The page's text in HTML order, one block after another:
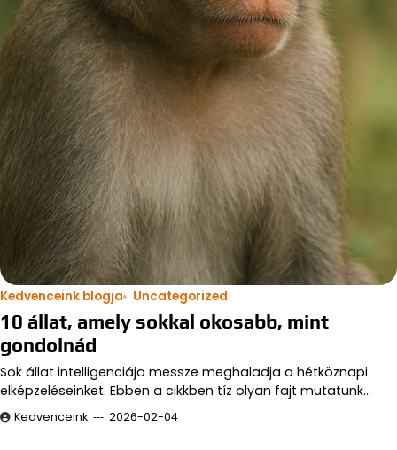
Kedvenceink blogja Uncategorized
10 állat, amely sokkal okosabb, mint
gondolnád
Sok állat intelligenciája messze meghaladja a hétköznapi
elképzeléseinket. Ebben a cikkben tíz olyan fajt mutatunk…
Kedvenceink 2026-02-04